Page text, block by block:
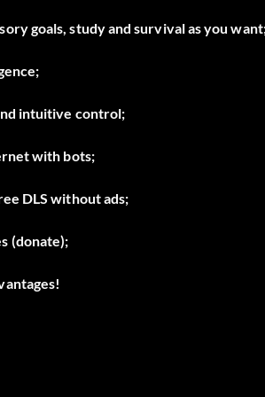
goals, study and survival as you
intuitive control;
with bots;
DLS without ads;
(donate);